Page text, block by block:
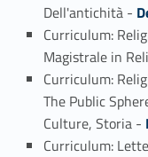
Dell'antichità -
Curriculum:
Magistrale in
Curriculum:
The Public
Culture, Storia - Link
Curriculum: